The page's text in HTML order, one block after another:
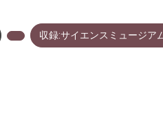
収録:サイエンスミュージア